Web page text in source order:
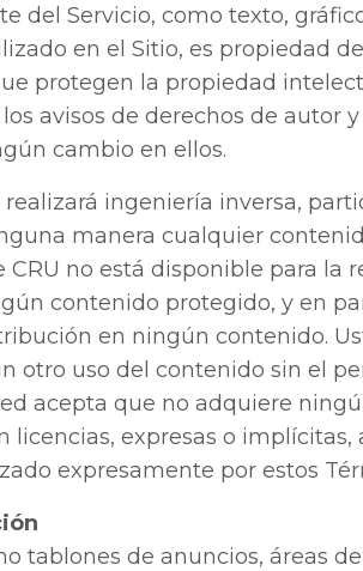
del Servicio, como texto,
en el Sitio, es propiedad
protegen la propiedad
avisos de derechos de autor
cambio en ellos.
ingeniería inversa,
manera cualquier
no está disponible para la
contenido protegido, y en
en ningún contenido.
otro uso del contenido sin el
acepta que no adquiere
expresas o
expresamente por estos
tablones de anuncios, áreas